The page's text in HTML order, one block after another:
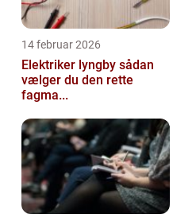
14 februar 2026
Elektriker lyngby sådan
vælger du den rette
fagma...